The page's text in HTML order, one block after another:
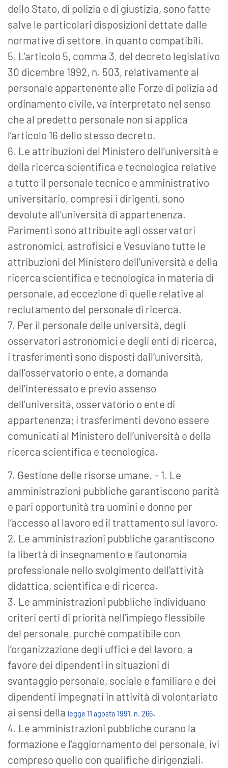
dello Stato, di polizia e di giustizia, sono fatte
salve le particolari disposizioni dettate dalle
normative di settore, in quanto compatibili.
5. L’articolo 5, comma 3, del decreto legislativo
30 dicembre 1992, n. 503, relativamente al
personale appartenente alle Forze di polizia ad
ordinamento civile, va interpretato nel senso
che al predetto personale non si applica
l’articolo 16 dello stesso decreto.
6. Le attribuzioni del Ministero dell’università e
della ricerca scientifica e tecnologica relative
a tutto il personale tecnico e amministrativo
universitario, compresi i dirigenti, sono
devolute all’università di appartenenza.
Parimenti sono attribuite agli osservatori
astronomici, astrofisici e Vesuviano tutte le
attribuzioni del Ministero dell’università e della
ricerca scientifica e tecnologica in materia di
personale, ad eccezione di quelle relative al
reclutamento del personale di ricerca.
7. Per il personale delle università, degli
osservatori astronomici e degli enti di ricerca,
i trasferimenti sono disposti dall’università,
dall’osservatorio o ente, a domanda
dell’interessato e previo assenso
dell’università, osservatorio o ente di
appartenenza; i trasferimenti devono essere
comunicati al Ministero dell’università e della
ricerca scientifica e tecnologica.
7. Gestione delle risorse umane. – 1. Le
amministrazioni pubbliche garantiscono parità
e pari opportunità tra uomini e donne per
l’accesso al lavoro ed il trattamento sul lavoro.
2. Le amministrazioni pubbliche garantiscono
la libertà di insegnamento e l’autonomia
professionale nello svolgimento dell’attività
didattica, scientifica e di ricerca.
3. Le amministrazioni pubbliche individuano
criteri certi di priorità nell’impiego flessibile
del personale, purché compatibile con
l’organizzazione degli uffici e del lavoro, a
favore dei dipendenti in situazioni di
svantaggio personale, sociale e familiare e dei
dipendenti impegnati in attività di volontariato
ai sensi della legge 11 agosto 1991, n. 266.
4. Le amministrazioni pubbliche curano la
formazione e l’aggiornamento del personale, ivi
compreso quello con qualifiche dirigenziali.